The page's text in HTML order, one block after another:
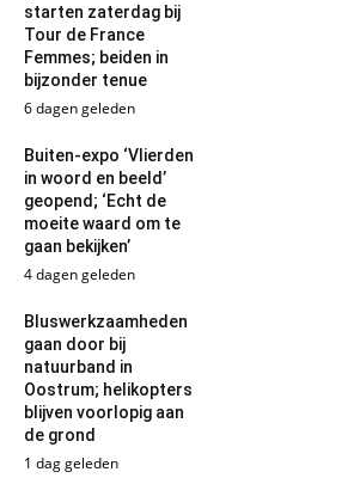
starten zaterdag bij
Tour de France
Femmes; beiden in
bijzonder tenue
6 dagen geleden
Buiten-expo ‘Vlierden
in woord en beeld’
geopend; ‘Echt de
moeite waard om te
gaan bekijken’
4 dagen geleden
Bluswerkzaamheden
gaan door bij
natuurband in
Oostrum; helikopters
blijven voorlopig aan
de grond
1 dag geleden